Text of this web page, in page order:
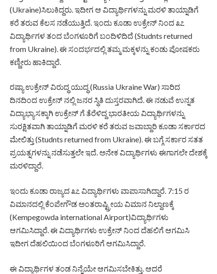
(Ukraine)ಸಿಲುಕಿದ್ದರು. ಇದೀಗ ಆ ವಿದ್ಯಾರ್ಥಿಗಳನ್ನು ಮರಳಿ ತಾಯ್ನಾಡಿಗೆ
ಕರೆ ತರುವ ಕೆಲಸ ನಡೆಯುತ್ತಿದೆ. ಇಂದು ಕೂಡಾ ಉಕ್ರೇನ್ ನಿಂದ ೩೭
ವಿದ್ಯಾರ್ಥಿಗಳ ತಂದ ಬೆಂಗಳೂರಿಗೆ ಬಂದಿಳಿದಿದೆ (Studnts returned
from Ukraine). ಈ ಸಂದರ್ಭದಲ್ಲಿ ತಮ್ಮ ಮಕ್ಕಳನ್ನು ಕಂಡು ಪೋಷಕರು
ಕಣ್ಣೀರು ಹಾಕಿದ್ದಾರೆ.
ರಷ್ಯಾ ಉಕ್ರೇನ್ ವಿರುದ್ಧ ಯುದ್ಧ (Russia Ukraine War) ಸಾರಿದ
ದಿನದಿಂದ ಉಕ್ರೇನ್ ನಲ್ಲಿ ಜನರ ಸ್ಥಿತಿ ದುಸ್ತರವಾಗಿದೆ. ಈ ನಡುವೆ ಉನ್ನತ
ವಿದ್ಯಾಭ್ಯಾಸಕ್ಕಾಗಿ ಉಕ್ರೇನ್ ಗೆ ತೆರೆಳಿದ್ದ ಭಾರತೀಯ ವಿದ್ಯಾರ್ಥಿಗಳನ್ನು
ಸುರಕ್ಷಿತವಾಗಿ ತಾಯ್ನಾಡಿಗೆ ಮರಳಿ ಕರೆ ತರುವ ಜವಾಬ್ದಾರಿ ಕೂಡಾ ಸರ್ಕಾರದ
ಮೇಲಿತ್ತು (Studnts returned from Ukraine). ಈ ಬಗ್ಗೆ ಸರ್ಕಾರ ಸತತ
ಪ್ರಯತ್ನಗಳನ್ನು ನಡೆಸುತ್ತಲೇ ಇದೆ. ಅನೇಕ ವಿದ್ಯಾರ್ಥಿಗಳು ಈಗಾಗಲೇ ದೇಶಕ್ಕೆ
ಮರಳಿದ್ದಾರೆ.
ಇಂದು ಕೂಡಾ ರಾಜ್ಯದ ೩೭ ವಿದ್ಯಾರ್ಥಿಗಳು ವಾಪಾಸಾಗಿದ್ದಾರೆ. 7:15 ರ
ವಿಮಾನದಲ್ಲಿ ಕೆಂಪೇಗೌಡ ಅಂತರಾಷ್ಟ್ರೀಯ ವಿಮಾನ ನಿಲ್ದಾಣಕ್ಕೆ
(Kempegowda international Airport)ವಿದ್ಯಾರ್ಥಿಗಳು
ಆಗಮಿಸಿದ್ದಾರೆ. ಈ ವಿದ್ಯಾರ್ಥಿಗಳು ಉಕ್ರೇನ್ ನಿಂದ ದೆಹಲಿಗೆ ಆಗಮಿಸಿ
ಇದೀಗ ದೆಹಲಿಯಿಂದ ಬೆಂಗಳೂರಿಗೆ ಆಗಮಿಸಿದ್ದಾರೆ.
ಈ ವಿದ್ಯಾರ್ಥಿಗಳ ತಂಡ ನಿನ್ನೆಯೇ ಆಗಮಿಸಬೇಕಿತ್ತು. ಆದರೆ